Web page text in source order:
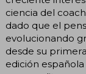
ciencia del
dado que el
evolucionando
desde su
edición española